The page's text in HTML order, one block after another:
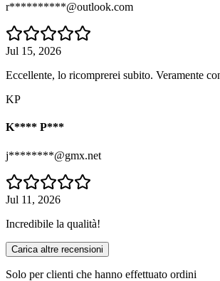
r**********@outlook.com
Jul 15, 2026
Eccellente, lo ricomprerei subito. Veramente
KP
K**** P***
j********@gmx.net
Jul 11, 2026
Incredibile la qualità!
Carica altre recensioni
Solo per clienti che hanno effettuato ordini